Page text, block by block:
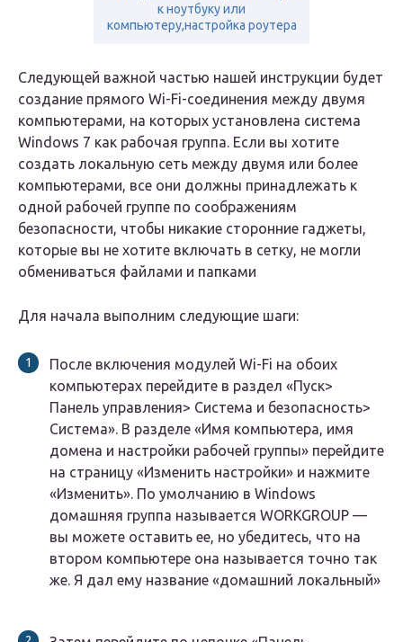
к ноутбуку или
компьютеру,настройка роутера
Следующей важной частью нашей инструкции будет
создание прямого Wi-Fi-соединения между двумя
компьютерами, на которых установлена ​​система
Windows 7 как рабочая группа. Если вы хотите
создать локальную сеть между двумя или более
компьютерами, все они должны принадлежать к
одной рабочей группе по соображениям
безопасности, чтобы никакие сторонние гаджеты,
которые вы не хотите включать в сетку, не могли
обмениваться файлами и папками
Для начала выполним следующие шаги:
После включения модулей Wi-Fi на обоих
компьютерах перейдите в раздел «Пуск>
Панель управления> Система и безопасность>
Система». В разделе «Имя компьютера, имя
домена и настройки рабочей группы» перейдите
на страницу «Изменить настройки» и нажмите
«Изменить». По умолчанию в Windows
домашняя группа называется WORKGROUP —
вы можете оставить ее, но убедитесь, что на
втором компьютере она называется точно так
же. Я дал ему название «домашний локальный»